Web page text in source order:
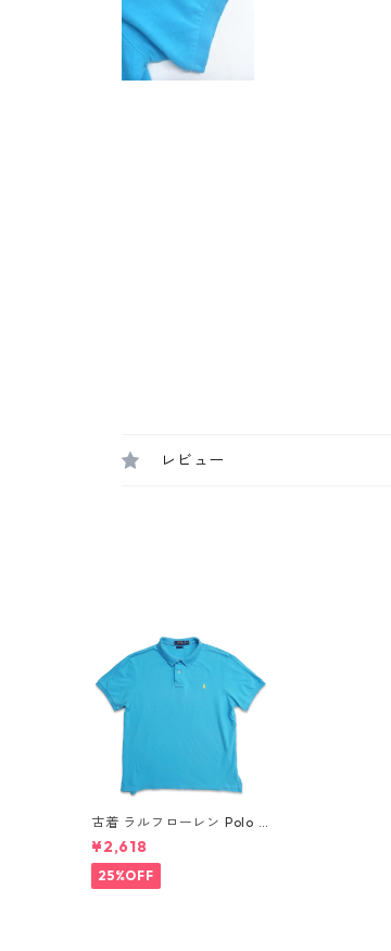
レビュー
古着 ラルフローレン Polo R
alph Lauren 半袖 ポロシャ
ツ ワンポイント ライトブル
ー 表記：XL gd410057n
w60709
¥2,618
25%OFF